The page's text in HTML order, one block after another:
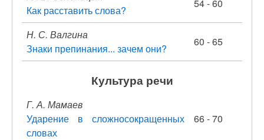
Как расставить слова?
54 - 60
Н. С. Валгина
Знаки препинания... зачем они?
60 - 65
Культура речи
Г. А. Мамаев
Ударение в сложносокращенных
словах
66 - 70